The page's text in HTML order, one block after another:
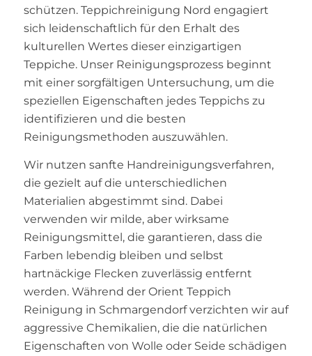
schützen. Teppichreinigung Nord engagiert
sich leidenschaftlich für den Erhalt des
kulturellen Wertes dieser einzigartigen
Teppiche. Unser Reinigungsprozess beginnt
mit einer sorgfältigen Untersuchung, um die
speziellen Eigenschaften jedes Teppichs zu
identifizieren und die besten
Reinigungsmethoden auszuwählen.
Wir nutzen sanfte Handreinigungsverfahren,
die gezielt auf die unterschiedlichen
Materialien abgestimmt sind. Dabei
verwenden wir milde, aber wirksame
Reinigungsmittel, die garantieren, dass die
Farben lebendig bleiben und selbst
hartnäckige Flecken zuverlässig entfernt
werden. Während der Orient Teppich
Reinigung in Schmargendorf verzichten wir auf
aggressive Chemikalien, die die natürlichen
Eigenschaften von Wolle oder Seide schädigen